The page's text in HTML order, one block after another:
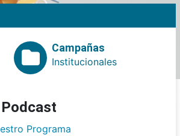
Campañas
Institucionales
Programa